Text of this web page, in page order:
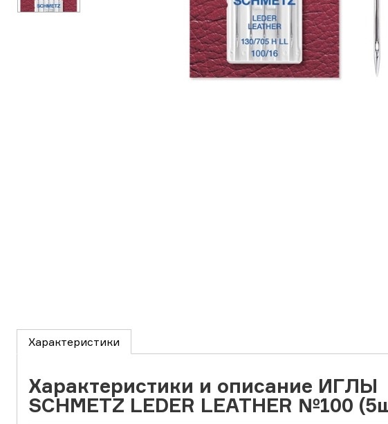
БРЕНДЫ
Характеристики
Характеристики и описание ИГЛЫ
SCHMETZ LEDER LEATHER №100